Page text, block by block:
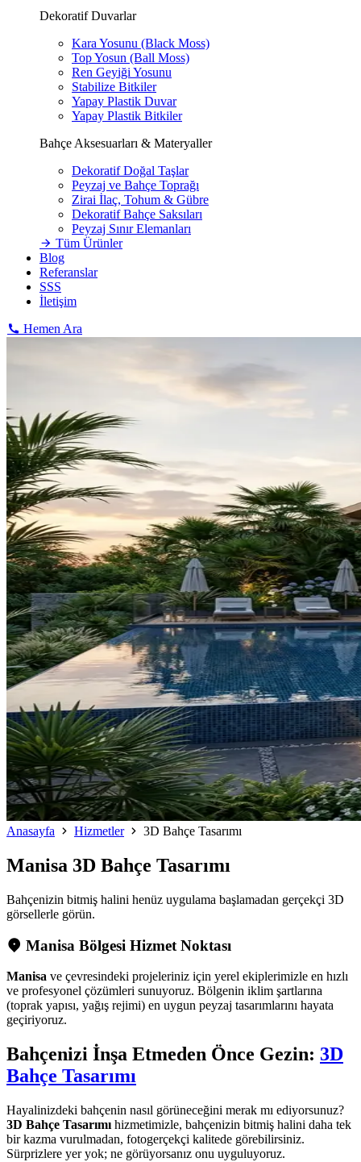
Dekoratif Duvarlar
Kara Yosunu (Black Moss)
Top Yosun (Ball Moss)
Ren Geyiği Yosunu
Stabilize Bitkiler
Yapay Plastik Duvar
Yapay Plastik Bitkiler
Bahçe Aksesuarları & Materyaller
Dekoratif Doğal Taşlar
Peyzaj ve Bahçe Toprağı
Zirai İlaç, Tohum & Gübre
Dekoratif Bahçe Saksıları
Peyzaj Sınır Elemanları
Tüm Ürünler
Blog
Referanslar
SSS
İletişim
Hemen Ara
Anasayfa Hizmetler 3D Bahçe Tasarımı
Manisa 3D Bahçe Tasarımı
Bahçenizin bitmiş halini henüz uygulama başlamadan gerçekçi 3D
görsellerle görün.
Manisa Bölgesi Hizmet Noktası
Manisa ve çevresindeki projeleriniz için yerel ekiplerimizle en hızlı
ve profesyonel çözümleri sunuyoruz. Bölgenin iklim şartlarına
(toprak yapısı, yağış rejimi) en uygun peyzaj tasarımlarını hayata
geçiriyoruz.
Bahçenizi İnşa Etmeden Önce Gezin: 3D
Bahçe Tasarımı
Hayalinizdeki bahçenin nasıl görüneceğini merak mı ediyorsunuz?
3D Bahçe Tasarımı hizmetimizle, bahçenizin bitmiş halini daha tek
bir kazma vurulmadan, fotogerçekçi kalitede görebilirsiniz.
Sürprizlere yer yok; ne görüyorsanız onu uyguluyoruz.